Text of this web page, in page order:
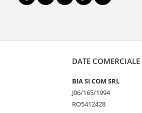
DATE COMERCIALE
BIA SI COM SRL
J06/165/1994
RO5412428